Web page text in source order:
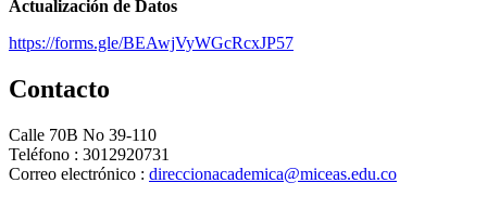
Actualización de Datos
https://forms.gle/BEAwjVyWGcRcxJP57
Contacto
Calle 70B No 39-110
Teléfono : 3012920731
Correo electrónico : direccionacademica@miceas.edu.co